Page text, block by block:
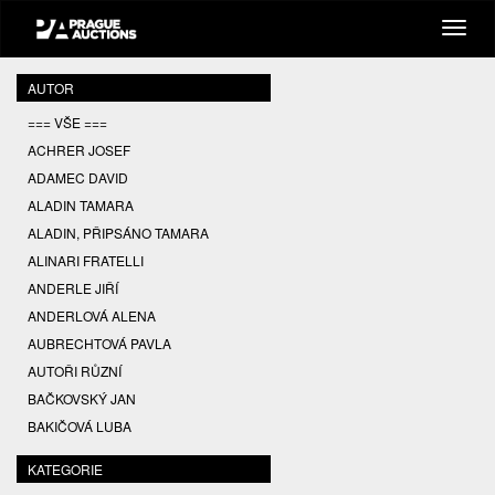
AUTOR
=== VŠE ===
ACHRER JOSEF
ADAMEC DAVID
ALADIN TAMARA
ALADIN, PŘIPSÁNO TAMARA
ALINARI FRATELLI
ANDERLE JIŘÍ
ANDERLOVÁ ALENA
AUBRECHTOVÁ PAVLA
AUTOŘI RŮZNÍ
BAČKOVSKÝ JAN
BAKIČOVÁ LUBA
BALCAR JIŘÍ
BALCAR KAREL
KATEGORIE